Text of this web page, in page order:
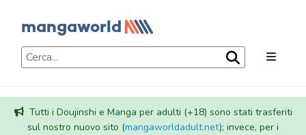
Tutti i Doujinshi e Manga per adulti (+18) sono stati trasferiti
sul nostro nuovo sito (mangaworldadult.net); invece, per i